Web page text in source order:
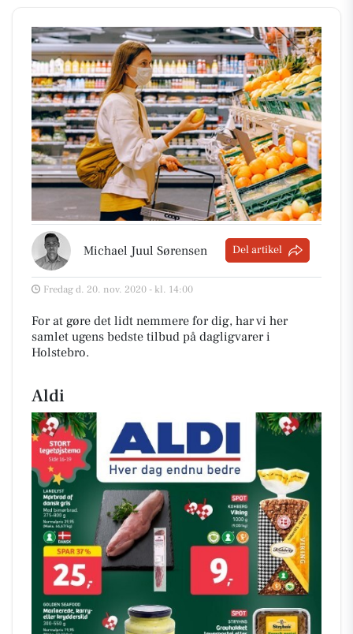
Michael Juul Sørensen Del artikel
Fredag d. 20. nov. 2020 - kl. 14:00
For at gøre det lidt nemmere for dig, har vi her
samlet ugens bedste tilbud på dagligvarer i
Holstebro.
Aldi